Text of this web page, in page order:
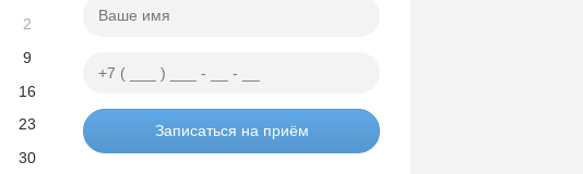
2
9
16
23
30
Записаться на приём